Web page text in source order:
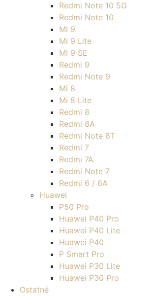
Redmi Note 10 5G
Redmi Note 10
MI 9
Mi 9 Lite
MI 9 SE
Redmi 9
Redmi Note 9
Mi 8
Mi 8 Lite
Redmi 8
Redmi 8A
Redmi Note 8T
Redmi 7
Redmi 7A
Redmi Note 7
Redmi 6 / 6A
Huawei
P50 Pro
Huawei P40 Pro
Huawei P40 Lite
Huawei P40
P Smart Pro
Huawei P30 Lite
Huawei P30 Pro
Ostatné